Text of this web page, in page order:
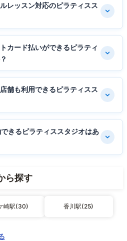
レッスン対応のピラティスス
カード払いができるピラティ
舗も利用できるピラティスス
きるピラティススタジオはあ
ら探す
崎駅(30) 香川駅(25)